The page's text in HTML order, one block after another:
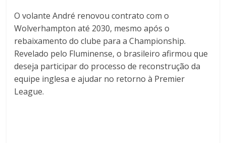
O volanteAndré renovou contrato com o
Wolverhampton até 2030, mesmo após o
rebaixamento do clube para a Championship.
Revelado pelo Fluminense, o brasileiro afirmou que
deseja participar do processo de reconstrução da
equipe inglesa e ajudar no retorno à Premier
League.